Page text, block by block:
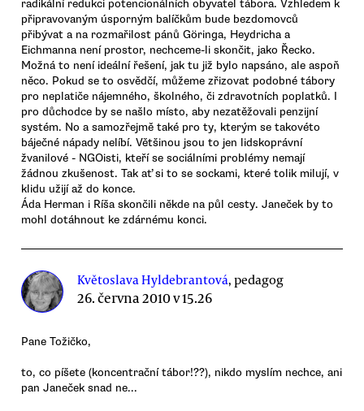
radikální redukci potencionálních obyvatel tábora. Vzhledem k
připravovaným úsporným balíčkům bude bezdomovců
přibývat a na rozmařilost pánů Göringa, Heydricha a
Eichmanna není prostor, nechceme-li skončit, jako Řecko.
Možná to není ideální řešení, jak tu již bylo napsáno, ale aspoň
něco. Pokud se to osvědčí, můžeme zřizovat podobné tábory
pro neplatiče nájemného, školného, či zdravotních poplatků. I
pro důchodce by se našlo místo, aby nezatěžovali penzijní
systém. No a samozřejmě také pro ty, kterým se takovéto
báječné nápady nelíbí. Většinou jsou to jen lidskoprávní
žvanilové - NGOisti, kteří se sociálními problémy nemají
žádnou zkušenost. Tak ať si to se sockami, které tolik milují, v
klidu užijí až do konce.
Áda Herman i Ríša skončili někde na půl cesty. Janeček by to
mohl dotáhnout ke zdárnému konci.
Květoslava Hyldebrantová, pedagog
26. června 2010 v 15.26
Pane Tožičko,
to, co píšete (koncentrační tábor!??), nikdo myslím nechce, ani
pan Janeček snad ne...